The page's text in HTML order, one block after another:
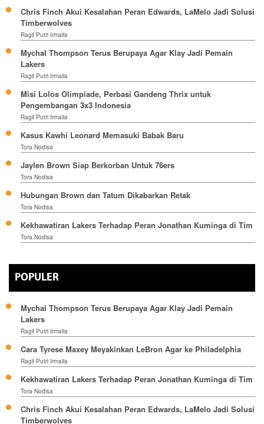
Chris Finch Akui Kesalahan Peran Edwards, LaMelo Jadi Solusi
Timberwolves
Ragil Putri Irmalia
Mychal Thompson Terus Berupaya Agar Klay Jadi Pemain
Lakers
Ragil Putri Irmalia
Misi Lolos Olimpiade, Perbasi Gandeng Thrix untuk
Pengembangan 3x3 Indonesia
Ragil Putri Irmalia
Kasus Kawhi Leonard Memasuki Babak Baru
Tora Nodisa
Jaylen Brown Siap Berkorban Untuk 76ers
Tora Nodisa
Hubungan Brown dan Tatum Dikabarkan Retak
Tora Nodisa
Kekhawatiran Lakers Terhadap Peran Jonathan Kuminga di Tim
Tora Nodisa
POPULER
Mychal Thompson Terus Berupaya Agar Klay Jadi Pemain
Lakers
Ragil Putri Irmalia
Cara Tyrese Maxey Meyakinkan LeBron Agar ke Philadelphia
Ragil Putri Irmalia
Kekhawatiran Lakers Terhadap Peran Jonathan Kuminga di Tim
Tora Nodisa
Chris Finch Akui Kesalahan Peran Edwards, LaMelo Jadi Solusi
Timberwolves